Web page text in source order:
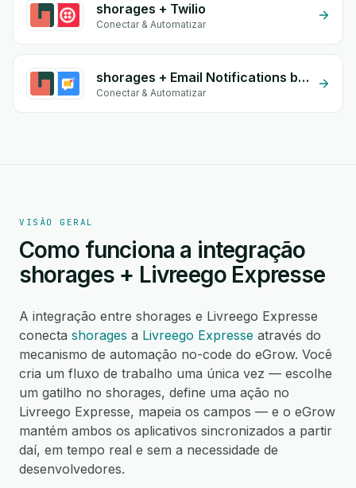
shorages + Twilio
Conectar & Automatizar
shorages + Email Notifications by eGrow
Conectar & Automatizar
VISÃO GERAL
Como funciona a integração
shorages + Livreego Expresse
A integração entre shorages e Livreego Expresse
conecta shorages a Livreego Expresse através do
mecanismo de automação no-code do eGrow. Você
cria um fluxo de trabalho uma única vez — escolhe
um gatilho no shorages, define uma ação no
Livreego Expresse, mapeia os campos — e o eGrow
mantém ambos os aplicativos sincronizados a partir
daí, em tempo real e sem a necessidade de
desenvolvedores.